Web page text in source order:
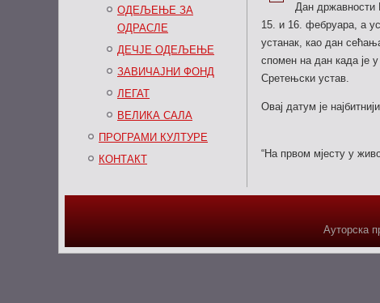
ОДЕЉЕЊЕ ЗА
ОДРАСЛЕ
ДЕЧЈЕ ОДЕЉЕЊЕ
ЗАВИЧАЈНИ ФОНД
ЛЕГАТ
ВЕЛИКА САЛА
ПРОГРАМИ КУЛТУРЕ
КОНТАКТ
Дан државности
15. и 16. фебруара, а
устанак, као дан
спомен на дан када је
Сретењски устав.
Овај датум је
“На првом мјесту у
Ауторска